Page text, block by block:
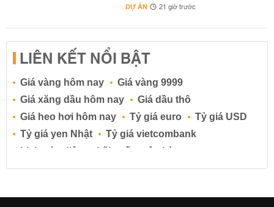
DỰ ÁN 21 giờ trước
LIÊN KẾT NỔI BẬT
Giá vàng hôm nay
Giá vàng 9999
Giá xăng dầu hôm nay
Giá dầu thô
Giá heo hơi hôm nay
Tỷ giá euro
Tỷ giá USD
Tỷ giá yen Nhật
Tỷ giá vietcombank
Lịch cúp điện
Lãi suất ngân hàng
Lãi suất tiết kiệm
Lãi suất tiền gửi